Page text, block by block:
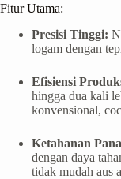
Fitur Utama:
Presisi Tinggi:
logam dengan
Efisiensi
hingga dua kali
konvensional,
Ketahanan
dengan daya
tidak mudah aus